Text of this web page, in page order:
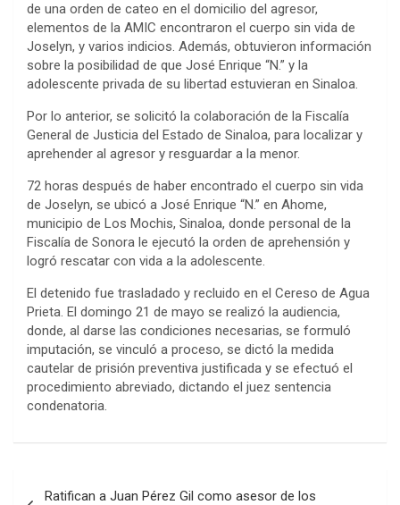
de una orden de cateo en el domicilio del agresor,
elementos de la AMIC encontraron el cuerpo sin vida de
Joselyn, y varios indicios. Además, obtuvieron información
sobre la posibilidad de que José Enrique “N.” y la
adolescente privada de su libertad estuvieran en Sinaloa.
Por lo anterior, se solicitó la colaboración de la Fiscalía
General de Justicia del Estado de Sinaloa, para localizar y
aprehender al agresor y resguardar a la menor.
72 horas después de haber encontrado el cuerpo sin vida
de Joselyn, se ubicó a José Enrique “N.” en Ahome,
municipio de Los Mochis, Sinaloa, donde personal de la
Fiscalía de Sonora le ejecutó la orden de aprehensión y
logró rescatar con vida a la adolescente.
El detenido fue trasladado y recluido en el Cereso de Agua
Prieta. El domingo 21 de mayo se realizó la audiencia,
donde, al darse las condiciones necesarias, se formuló
imputación, se vinculó a proceso, se dictó la medida
cautelar de prisión preventiva justificada y se efectuó el
procedimiento abreviado, dictando el juez sentencia
condenatoria.
Ratifican a Juan Pérez Gil como asesor de los